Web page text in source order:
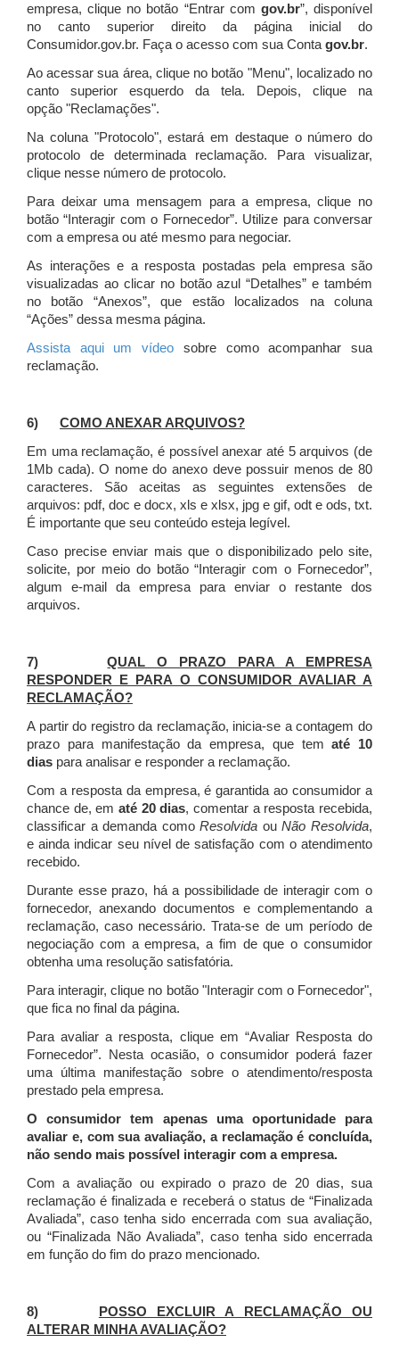
empresa, clique no botão “Entrar com gov.br”, disponível
no canto superior direito da página inicial do
Consumidor.gov.br. Faça o acesso com sua Contagov.br.
Ao acessar sua área, clique no botão "Menu", localizado no
canto superior esquerdo da tela. Depois, clique na
opção "Reclamações".
Na coluna "Protocolo", estará em destaque o número do
protocolo de determinada reclamação. Para visualizar,
clique nesse número de protocolo.
Para deixar uma mensagem para a empresa, clique no
botão “Interagir com o Fornecedor”. Utilize para conversar
com a empresa ou até mesmo para negociar.
As interações e a resposta postadas pela empresa são
visualizadas ao clicar no botão azul “Detalhes” e também
no botão “Anexos”, que estão localizados na coluna
“Ações” dessa mesma página.
Assista aqui um vídeo sobre como acompanhar sua
reclamação.
6) COMO ANEXAR ARQUIVOS?
Em uma reclamação, é possível anexar até 5 arquivos (de
1Mb cada). O nome do anexo deve possuir menos de 80
caracteres. São aceitas as seguintes extensões de
arquivos: pdf, doc e docx, xls e xlsx, jpg e gif, odt e ods, txt.
É importante que seu conteúdo esteja legível.
Caso precise enviar mais que o disponibilizado pelo site,
solicite, por meio do botão “Interagir com o Fornecedor”,
algum e-mail da empresa para enviar o restante dos
arquivos.
7)QUAL O PRAZO PARA A EMPRESA
RESPONDER E PARA O CONSUMIDOR AVALIAR A
RECLAMAÇÃO?
A partir do registro da reclamação, inicia-se a contagem do
prazo para manifestação da empresa, que tematé 10
dias para analisar e responder a reclamação.
Com a resposta da empresa, é garantida ao consumidor a
chance de, em até 20 dias, comentar a resposta recebida,
classificar a demanda comoResolvida ouNão Resolvida,
e ainda indicar seu nível de satisfação com o atendimento
recebido.
Durante esse prazo, há a possibilidade de interagir com o
fornecedor, anexando documentos e complementando a
reclamação, caso necessário.Trata-se de um período de
negociação com a empresa, a fim de que o consumidor
obtenha uma resolução satisfatória.
Para interagir, clique no botão "Interagir com o Fornecedor",
que fica no final da página.
Para avaliar a resposta, clique em “Avaliar Resposta do
Fornecedor”. Nesta ocasião, o consumidor poderá fazer
uma última manifestação sobre o atendimento/resposta
prestado pela empresa.
O consumidor tem apenas uma oportunidade para
avaliar e, com sua avaliação, a reclamação é concluída,
não sendo mais possível interagir com a empresa.
Com a avaliação ou expirado o prazo de 20 dias, sua
reclamação é finalizada e receberá o status de “Finalizada
Avaliada”, caso tenha sido encerrada com sua avaliação,
ou “Finalizada Não Avaliada”, caso tenha sido encerrada
em função do fim do prazo mencionado.
8)
POSSO EXCLUIR A RECLAMAÇÃO OU
ALTERAR MINHA AVALIAÇÃO?